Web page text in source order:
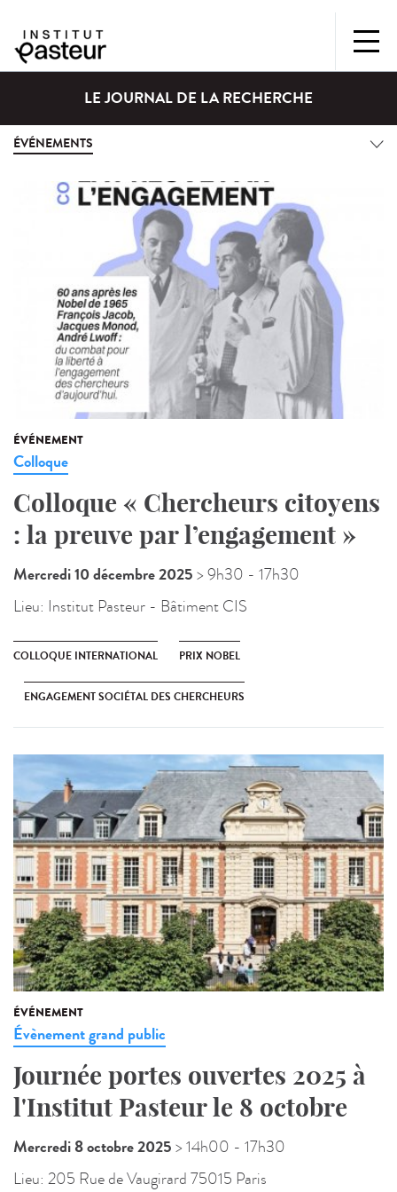
LE JOURNAL DE LA RECHERCHE
ÉVÉNEMENTS
ÉVÉNEMENT
Colloque
Colloque « Chercheurs citoyens
: la preuve par l’engagement »
Mercredi 10 décembre 2025 > 9h30 - 17h30
Lieu: Institut Pasteur - Bâtiment CIS
COLLOQUE INTERNATIONAL PRIX NOBEL
ENGAGEMENT SOCIÉTAL DES CHERCHEURS
ÉVÉNEMENT
Évènement grand public
Journée portes ouvertes 2025 à
l'Institut Pasteur le 8 octobre
Mercredi 8 octobre 2025 > 14h00 - 17h30
Lieu: 205 Rue de Vaugirard 75015 Paris